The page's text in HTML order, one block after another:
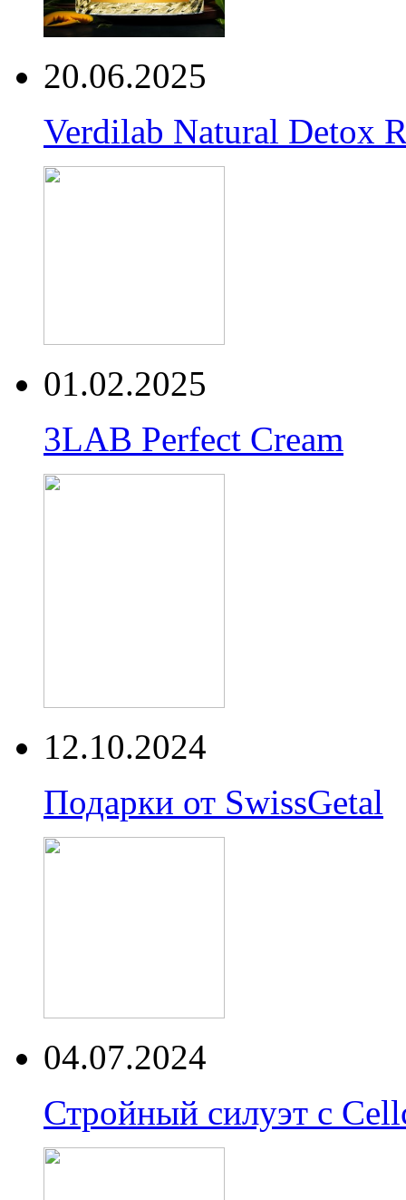
20.06.2025
Verdilab Natural Detox
01.02.2025
3LAB Perfect Cream
12.10.2024
Подарки от SwissGetal
04.07.2024
Стройный силуэт с